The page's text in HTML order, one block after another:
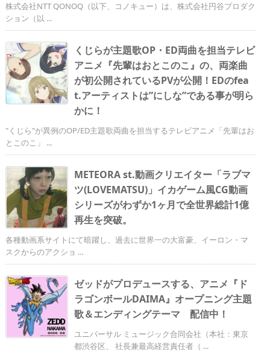
株式会社NTT QONOQ（以下、コノキュー）は、株式会社円谷プロダク
ション（以 ...
くじらが主題歌OP・ED両曲を担当テレビ
アニメ『先輩はおとこのこ』の、両楽曲
が初公開されているPVが公開！EDのfea
t.アーティストは”にしな”である事が明ら
かに！
"くじら"が異例のOP/ED主題歌両曲を担当するテレビアニメ「先輩はお
とこのこ」 ...
METEORA st.動画クリエイター「ラブマ
ツ(LOVEMATSU)」イカゲーム風CG動画
シリーズがわずか1ヶ月で全世界総計1億
再生を突破。
各種動画系サイトにて暗躍し、過去に世界一の大富豪、イーロン・マ
スクからのアクショ ...
ゼッドがプロデュースする、アニメ『ド
ラゴンボールDAIMA』オープニング主題
歌＆エンディングテーマ 配信中！
ユニバーサル ミュージック合同会社（本社：東京
都渋谷区、 社長兼最高経営責任者（ ...